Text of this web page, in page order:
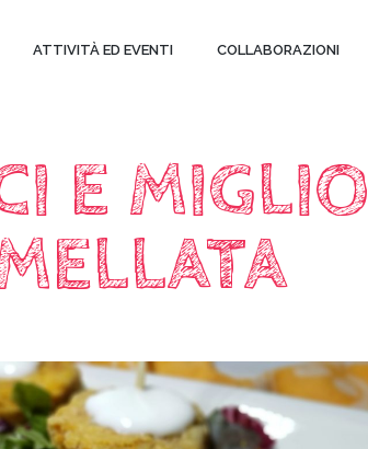
ATTIVITÀ ED EVENTI COLLABORAZIONI
E MIGLIO